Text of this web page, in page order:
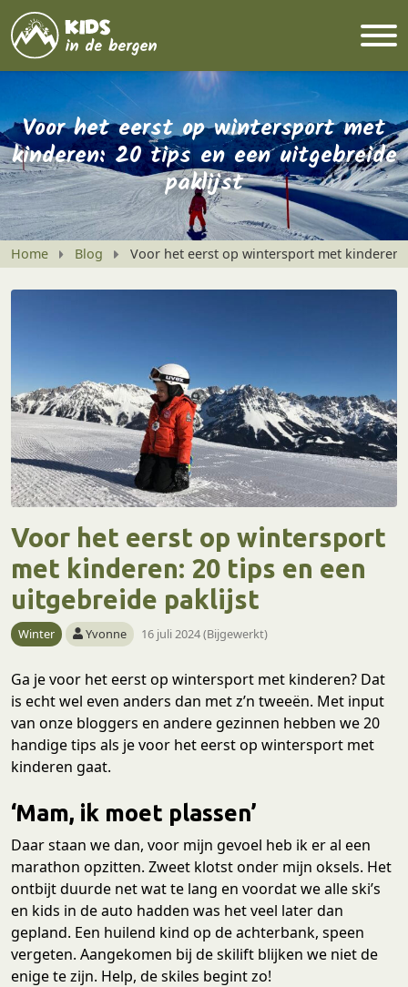
Voor het eerst op wintersport met
kinderen: 20 tips en een uitgebreide
paklijst
Home Blog Voor het eerst op wintersport met
Voor het eerst op wintersport
met kinderen: 20 tips en een
uitgebreide paklijst
Winter Yvonne 16 juli 2024 (Bijgewerkt)
Ga je voor het eerst op wintersport met kinderen? Dat
is echt wel even anders dan met z’n tweeën. Met input
van onze bloggers en andere gezinnen hebben we 20
handige tips als je voor het eerst op wintersport met
kinderen gaat.
‘Mam, ik moet plassen’
Daar staan we dan, voor mijn gevoel heb ik er al een
marathon opzitten. Zweet klotst onder mijn oksels. Het
ontbijt duurde net wat te lang en voordat we alle ski’s
en kids in de auto hadden was het veel later dan
gepland. Een huilend kind op de achterbank, speen
vergeten. Aangekomen bij de skilift blijken we niet de
enige te zijn. Help, de skiles begint zo!